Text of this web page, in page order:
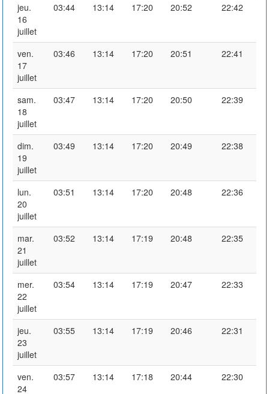
jeu.
16
juillet
03:44 13:14 17:20 20:52 22:42
ven.
17
juillet
03:46 13:14 17:20 20:51 22:41
sam.
18
juillet
03:47 13:14 17:20 20:50 22:39
dim.
19
juillet
03:49 13:14 17:20 20:49 22:38
lun.
20
juillet
03:51 13:14 17:20 20:48 22:36
mar.
21
juillet
03:52 13:14 17:19 20:48 22:35
mer.
22
juillet
03:54 13:14 17:19 20:47 22:33
jeu.
23
juillet
03:55 13:14 17:19 20:46 22:31
ven.
24
03:57 13:14 17:18 20:44 22:30